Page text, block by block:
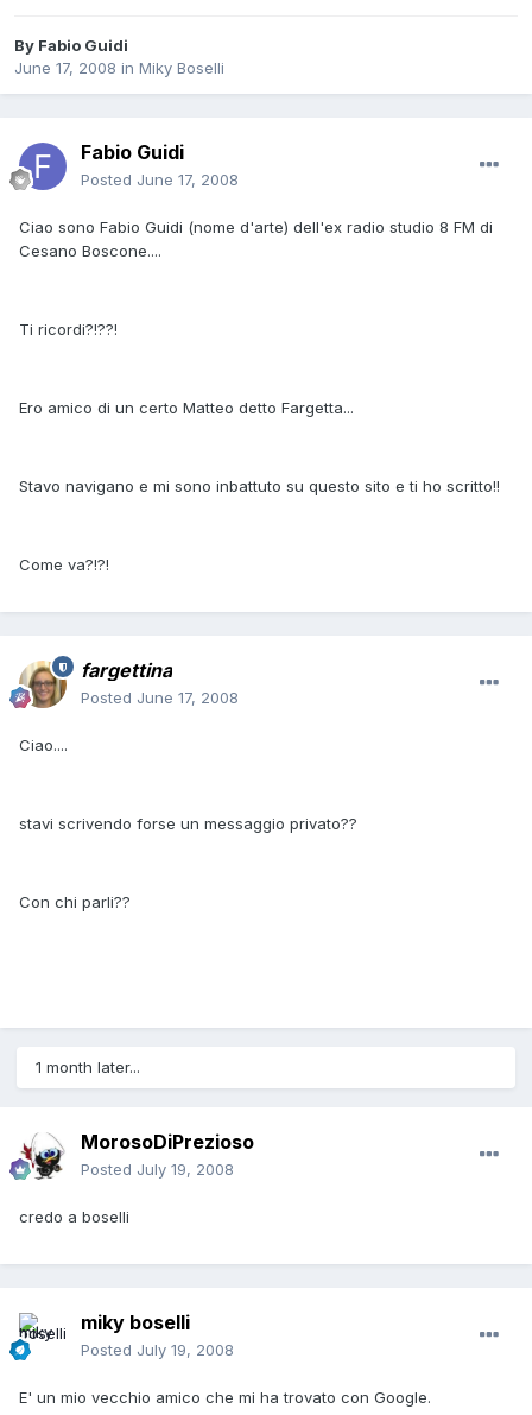
By Fabio Guidi
June 17, 2008 in Miky Boselli
Fabio Guidi
Posted June 17, 2008
Ciao sono Fabio Guidi (nome d'arte) dell'ex radio studio 8 FM di
Cesano Boscone....
Ti ricordi?!??!
Ero amico di un certo Matteo detto Fargetta...
Stavo navigano e mi sono inbattuto su questo sito e ti ho scritto!!
Come va?!?!
fargettina
Posted June 17, 2008
Ciao....
stavi scrivendo forse un messaggio privato??
Con chi parli??
1 month later...
MorosoDiPrezioso
Posted July 19, 2008
credo a boselli
miky boselli
Posted July 19, 2008
E' un mio vecchio amico che mi ha trovato con Google.